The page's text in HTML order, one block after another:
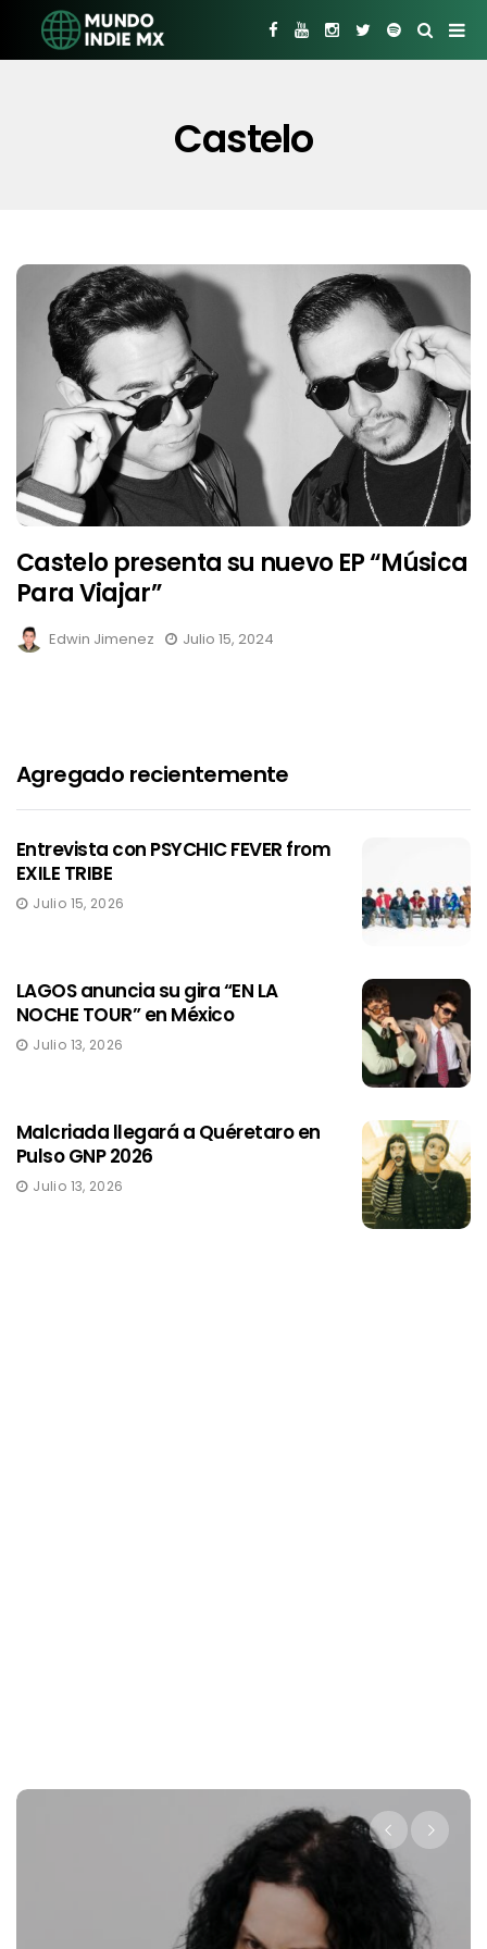
Castelo
Castelo presenta su nuevo EP “Música
Para Viajar”
Edwin Jimenez Julio 15, 2024
Agregado recientemente
Entrevista con PSYCHIC FEVER from
EXILE TRIBE
Julio 15, 2026
LAGOS anuncia su gira “EN LA
NOCHE TOUR” en México
Julio 13, 2026
Malcriada llegará a Quéretaro en
Pulso GNP 2026
Julio 13, 2026